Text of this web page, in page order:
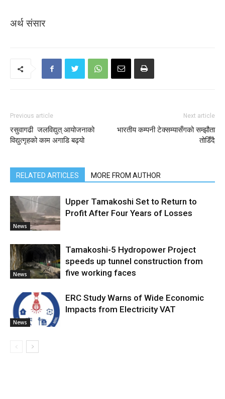
अर्थ संसार
Previous article
रसुवागढी जलविद्युत् आयोजनाको
विद्युत्गृहको काम अगाडि बढ्यो
Next article
भारतीय कम्पनी टेक्सम्यासँगको सम्झौता
तोडिँदै
RELATED ARTICLES MORE FROM AUTHOR
News
Upper Tamakoshi Set to Return to
Profit After Four Years of Losses
News
Tamakoshi-5 Hydropower Project
speeds up tunnel construction from
five working faces
News
ERC Study Warns of Wide Economic
Impacts from Electricity VAT